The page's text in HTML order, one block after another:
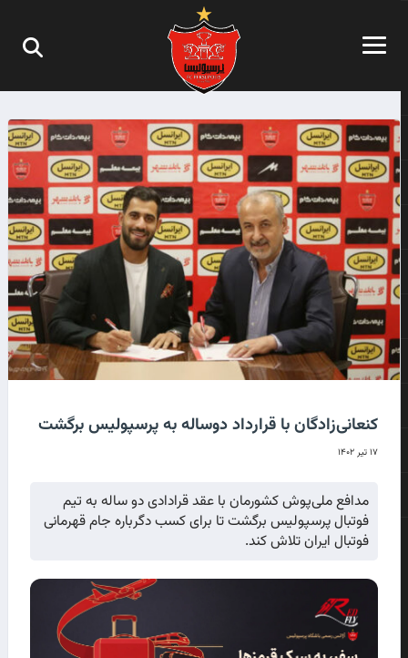
کنعانی‌زادگان با قرارداد دوساله به پرسپولیس برگشت
۱۷ تیر ۱۴۰۲
مدافع ملی‌پوش کشورمان با عقد قرادادی دو ساله به تیم
فوتبال پرسپولیس برگشت تا برای کسب دگرباره جام قهرمانی
فوتبال ایران تلاش کند.